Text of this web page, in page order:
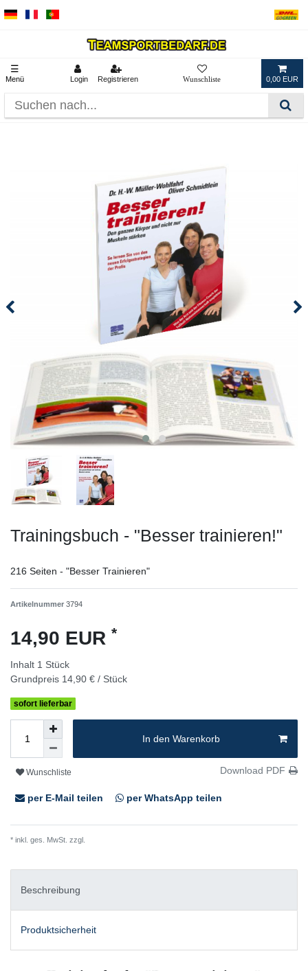
☰
Menü Login Registrieren 0,00 EUR
Trainingsbuch - "Besser trainieren!"
216 Seiten - "Besser Trainieren"
Artikelnummer 3794
14,90 EUR *
Inhalt 1 Stück
Grundpreis 14,90 € / Stück
sofort lieferbar
In den Warenkorb
Wunschliste Download PDF
per E-Mail teilen per WhatsApp teilen
* inkl. ges. MwSt. zzgl.
Beschreibung
Produktsicherheit